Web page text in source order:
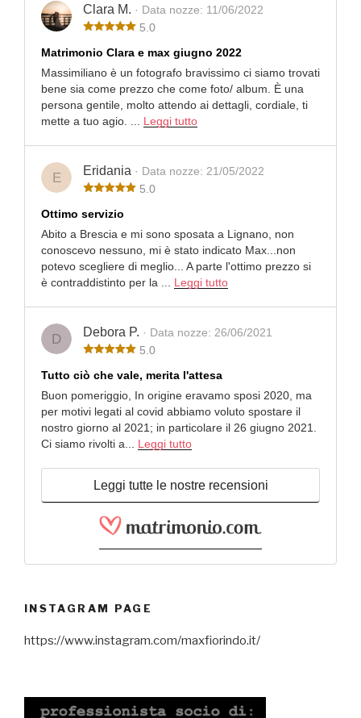
Clara M. · Data nozze: 11/06/2022
5.0
Matrimonio Clara e max giugno 2022
Massimiliano è un fotografo bravissimo ci siamo trovati
bene sia come prezzo che come foto/ album. È una
persona gentile, molto attendo ai dettagli, cordiale, ti
mette a tuo agio. ... Leggi tutto
E Eridania · Data nozze: 21/05/2022
5.0
Ottimo servizio
Abito a Brescia e mi sono sposata a Lignano, non
conoscevo nessuno, mi è stato indicato Max...non
potevo scegliere di meglio... A parte l'ottimo prezzo si
è contraddistinto per la ... Leggi tutto
D Debora P. · Data nozze: 26/06/2021
5.0
Tutto ciò che vale, merita l'attesa
Buon pomeriggio, In origine eravamo sposi 2020, ma
per motivi legati al covid abbiamo voluto spostare il
nostro giorno al 2021; in particolare il 26 giugno 2021.
Ci siamo rivolti a... Leggi tutto
Leggi tutte le nostre recensioni
INSTAGRAM PAGE
https://www.instagram.com/maxfiorindo.it/